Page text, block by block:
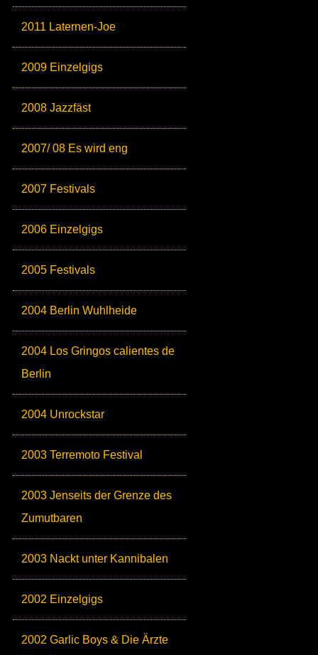
2011 Laternen-Joe
2009 Einzelgigs
2008 Jazzfäst
2007/ 08 Es wird eng
2007 Festivals
2006 Einzelgigs
2005 Festivals
2004 Berlin Wuhlheide
2004 Los Gringos calientes de
Berlin
2004 Unrockstar
2003 Terremoto Festival
2003 Jenseits der Grenze des
Zumutbaren
2003 Nackt unter Kannibalen
2002 Einzelgigs
2002 Garlic Boys & Die Ärzte